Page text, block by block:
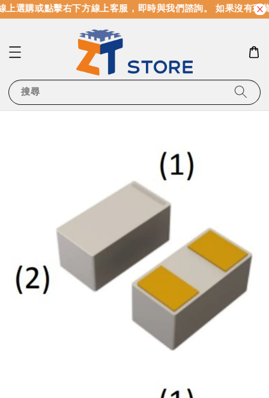
選購或點擊右下方線上客服，即時與我們諮詢。 如果沒有現
搜尋